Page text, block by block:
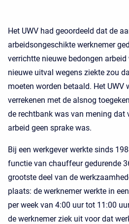
Het UWV had geoordeeld dat de
arbeidsongeschikte werknemer
verrichtte nieuwe bedongen
nieuwe uitval wegens ziekte zou
moeten worden betaald. Het UWV
verrekenen met de alsnog
de rechtbank was van mening dat
arbeid geen sprake was.
Bij een werkgever werkte sinds
functie van chauffeur gedurende
grootste deel van de
plaats: de werknemer werkte in
per week van 4:00 uur tot 11:00
de werknemer ziek uit voor dat